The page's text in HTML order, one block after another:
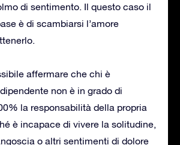
di sentimento. Il questo caso il
è di scambiarsi l’amore
affermare che chi è
non è in grado di
la responsabilità della propria
è incapace di vivere la solitudine,
o altri sentimenti di dolore